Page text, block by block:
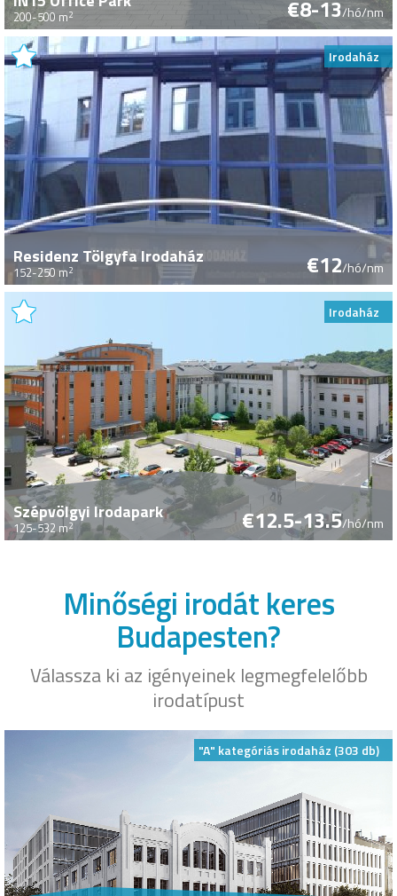
200-500 m2 €8-13/hó/nm
Irodaház
Residenz Tölgyfa Irodaház
152-250 m2 €12/hó/nm
Irodaház
Szépvölgyi Irodapark
125-532 m2 €12.5-13.5/hó/nm
Minőségi irodát keres
Budapesten?
Válassza ki az igényeinek legmegfelelőbb
irodatípust
"A" kategóriás irodaház (303 db)